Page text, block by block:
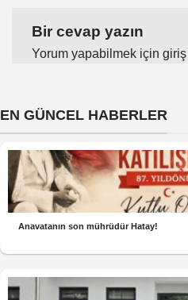
Bir cevap yazın
Yorum yapabilmek için giriş
EN GÜNCEL HABERLER
Anavatanın son mührüdür Hatay!